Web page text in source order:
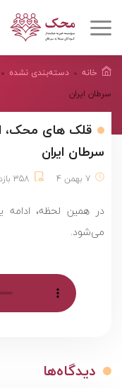
خانه دسته‌بندی نشده
سرطان ایران
قلک های محک،
سرطان ایران
7 بهمن 4 358 بازدید
در همین لحظه، ادامه
می‌شود.
دیدگاه‌ها